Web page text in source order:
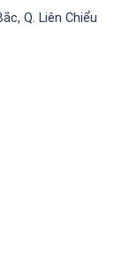
Q. Liên Chiểu